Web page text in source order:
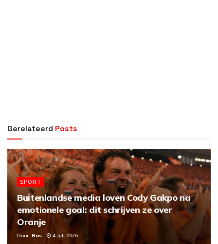
Gerelateerd Posts
SPORT
Buitenlandse media loven Cody Gakpo na
emotionele goal: dit schrijven ze over
Oranje
Door Bas 4 Juli 2026